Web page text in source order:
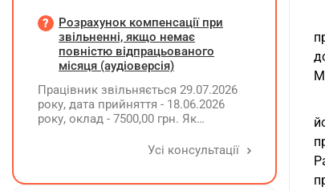
заробітної плати (винагороди), для
розрахунку внеску на підтримку
працевлаштування осіб з
інвалідністю?
Розрахунок компенсації при
звільненні, якщо немає
повністю відпрацьованого
місяця (аудіоверсія)
Працівник звільняється 29.07.2026
року, дата прийняття - 18.06.2026
року, оклад - 7500,00 грн. Як
невикористаних днів відпустки при
Усі консультації